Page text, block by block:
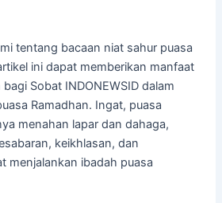
tentang bacaan niat sahur puasa
ini dapat memberikan manfaat
Sobat INDONEWSID dalam
Ramadhan. Ingat, puasa
menahan lapar dan dahaga,
keikhlasan, dan
menjalankan ibadah puasa